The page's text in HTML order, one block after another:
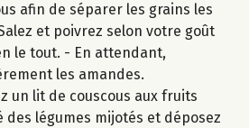
afin de séparer les grains les
et poivrez selon votre goût
le tout. - En attendant,
les amandes.
un lit de couscous aux fruits
des légumes mijotés et déposez